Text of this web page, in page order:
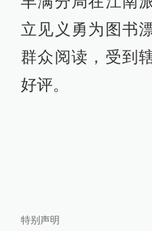
立见义勇为图书
群众阅读，受到
好评。
特别声明